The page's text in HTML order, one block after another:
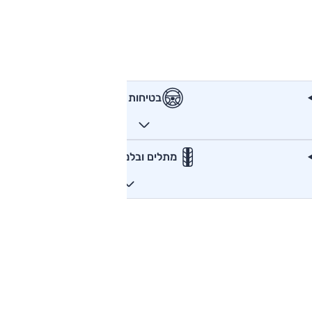
בטיחות
מתלים ובלמים